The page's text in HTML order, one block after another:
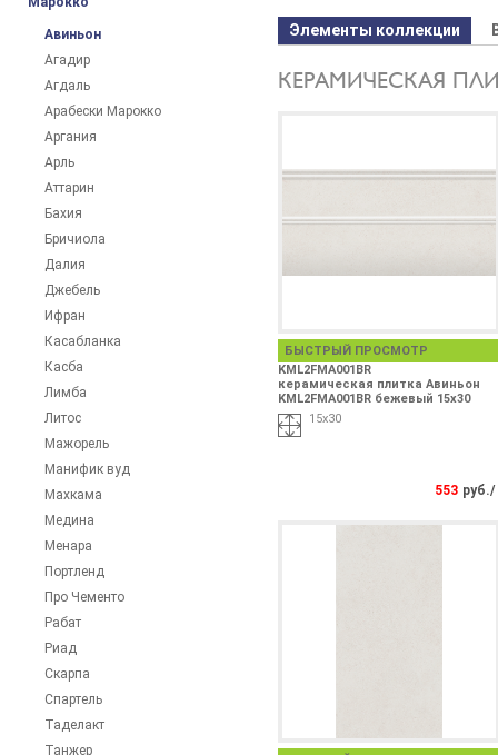
Авиньон
Агадир
Агдаль
Арабески Марокко
Аргания
Арль
Аттарин
Бахия
Бричиола
Далия
Джебель
Ифран
Касабланка
Касба
Лимба
Литос
Мажорель
Манифик вуд
Махкама
Медина
Менара
Портленд
Про Чементо
Рабат
Риад
Скарпа
Спартель
Таделакт
Танжер
Элементы коллекции
КЕРАМИЧЕСКАЯ
БЫСТРЫЙ ПРОСМОТР
KML2FMA001BR
керамическая плитка Авиньон
KML2FMA001BR бежевый 15х30
15х30
553 руб./